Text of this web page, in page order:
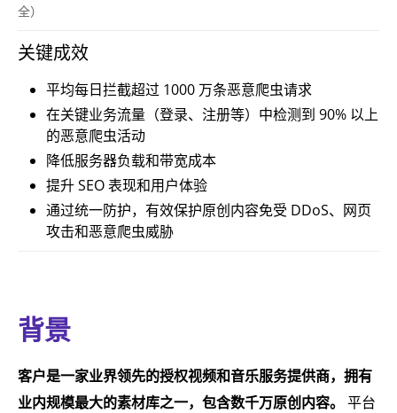
背景
客户是一家业界领先的授权视频和音乐服务提供商，拥有
业内规模最大的素材库之一，包含数千万原创内容。 平台
全）
关键成效
平均每日拦截超过 1000 万条恶意爬虫请求
在关键业务流量（登录、注册等）中检测到 90% 以上
的恶意爬虫活动
降低服务器负载和带宽成本
提升 SEO 表现和用户体验
通过统一防护，有效保护原创内容免受 DDoS、网页
攻击和恶意爬虫威胁